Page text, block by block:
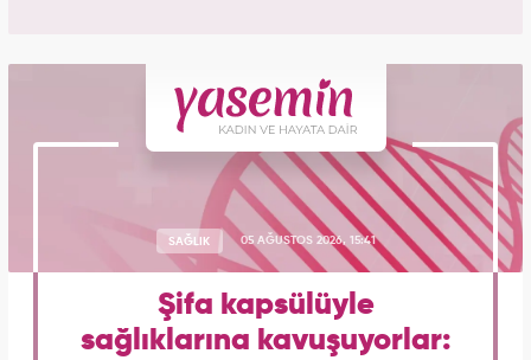
SAĞLIK 05 AĞUSTOS 2026, 15:41
Şifa kapsülüyle
sağlıklarına kavuşuyorlar: